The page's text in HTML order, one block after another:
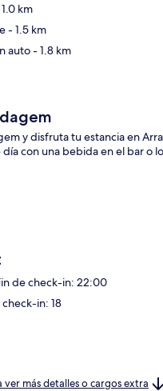
km
- 1.5 km
auto- 1.8 km
y disfruta tu estancia en
con una bebida en el bar o
de check-in: 22:00
in: 18
más detalles o cargos extra